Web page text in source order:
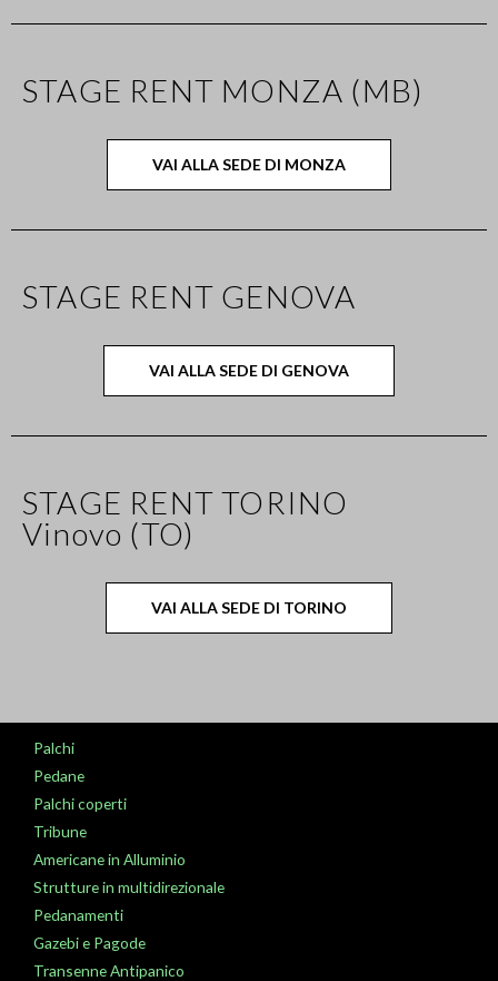
STAGE RENT MONZA (MB)
VAI ALLA SEDE DI MONZA
STAGE RENT GENOVA
VAI ALLA SEDE DI GENOVA
STAGE RENT TORINO
Vinovo (TO)
VAI ALLA SEDE DI TORINO
Palchi
Pedane
Palchi coperti
Tribune
Americane in Alluminio
Strutture in multidirezionale
Pedanamenti
Gazebi e Pagode
Transenne Antipanico